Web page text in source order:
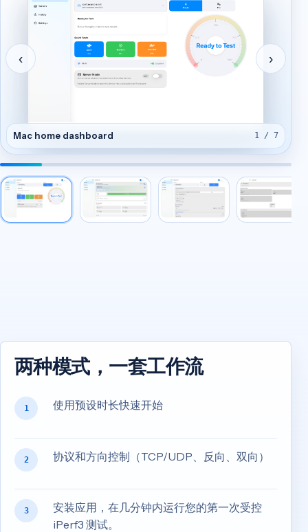
‹ ›
Mac home dashboard 1 / 7
两种模式，一套工作流
1 使用预设时长快速开始
2 协议和方向控制（TCP/UDP、反向、双向）
3
安装应用，在几分钟内运行您的第一次受控
iPerf3 测试。